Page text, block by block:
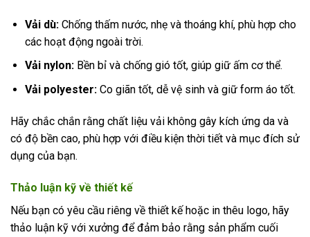
Vải dù:Chống thấm nước, nhẹ và thoáng khí, phù hợp cho
các hoạt động ngoài trời.
Vải nylon:Bền bỉ và chống gió tốt, giúp giữ ấm cơ thể.
Vải polyester:Co giãn tốt, dễ vệ sinh và giữ form áo tốt.
Hãy chắc chắn rằng chất liệu vải không gây kích ứng da và
có độ bền cao, phù hợp với điều kiện thời tiết và mục đích sử
dụng của bạn.
Thảo luận kỹ về thiết kế
Nếu bạn có yêu cầu riêng về thiết kế hoặc in thêu logo, hãy
thảo luận kỹ với xưởng để đảm bảo rằng sản phẩm cuối